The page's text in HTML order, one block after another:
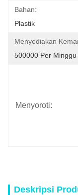
Bahan:
Plastik
Menyediakan
500000 Per Minggu
Menyoroti:
Deskripsi